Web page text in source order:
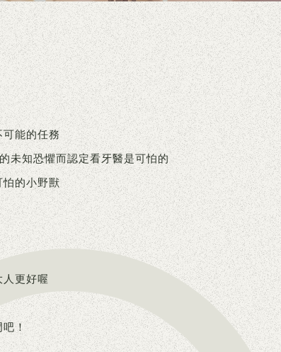
可能的任務
未知恐懼而認定看牙醫是可怕的
怕的小野獸
更好喔
吧！